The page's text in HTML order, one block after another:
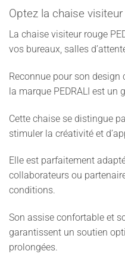
Optez la chaise visiteur
La chaise visiteur rouge
vos bureaux, salles
Reconnue pour son
la marque PEDRALI est un
Cette chaise se distingue
stimuler la créativité et
Elle est parfaitement
collaborateurs ou
conditions.
Son assise confortable et
garantissent un soutien
prolongées.